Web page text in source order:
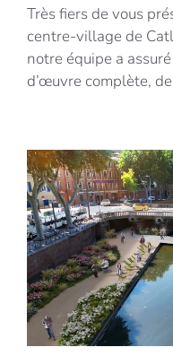
Très fiers de vous
centre-village de
notre équipe a
d’œuvre complète,